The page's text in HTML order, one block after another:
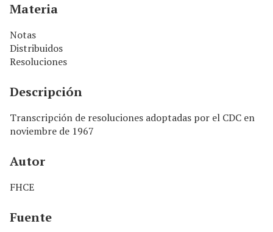
Materia
Notas
Distribuidos
Resoluciones
Descripción
Transcripción de resoluciones adoptadas por el CDC en
noviembre de 1967
Autor
FHCE
Fuente